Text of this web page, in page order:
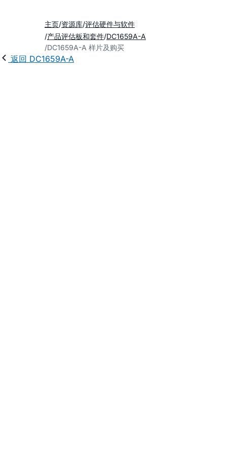
主页 资源库 评估硬件与软件
产品评估板和套件 DC1659A-A
DC1659A-A 样片及购买
返回 DC1659A-A